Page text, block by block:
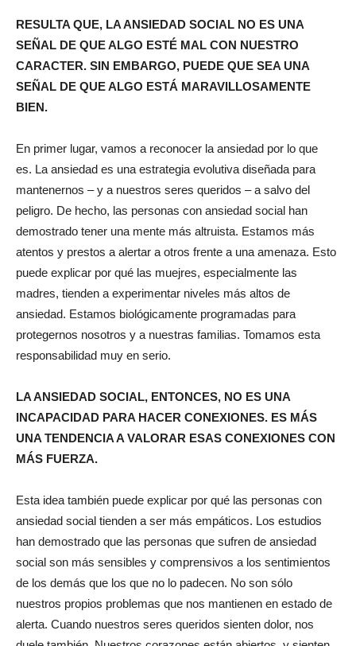
RESULTA QUE, LA ANSIEDAD SOCIAL NO ES UNA
SEÑAL DE QUE ALGO ESTÉ MAL CON NUESTRO
CARACTER. SIN EMBARGO, PUEDE QUE SEA UNA
SEÑAL DE QUE ALGO ESTÁ MARAVILLOSAMENTE
BIEN.
En primer lugar, vamos a reconocer la ansiedad por lo que
es. La ansiedad es una estrategia evolutiva diseñada para
mantenernos – y a nuestros seres queridos – a salvo del
peligro. De hecho, las personas con ansiedad social han
demostrado tener una mente más altruista. Estamos más
atentos y prestos a alertar a otros frente a una amenaza. Esto
puede explicar por qué las muejres, especialmente las
madres, tienden a experimentar niveles más altos de
ansiedad. Estamos biológicamente programadas para
protegernos nosotros y a nuestras familias. Tomamos esta
responsabilidad muy en serio.
LA ANSIEDAD SOCIAL, ENTONCES, NO ES UNA
INCAPACIDAD PARA HACER CONEXIONES. ES MÁS
UNA TENDENCIA A VALORAR ESAS CONEXIONES CON
MÁS FUERZA.
Esta idea también puede explicar por qué las personas con
ansiedad social tienden a ser más empáticos. Los estudios
han demostrado que las personas que sufren de ansiedad
social son más sensibles y comprensivos a los sentimientos
de los demás que los que no lo padecen. No son sólo
nuestros propios problemas que nos mantienen en estado de
alerta. Cuando nuestros seres queridos sienten dolor, nos